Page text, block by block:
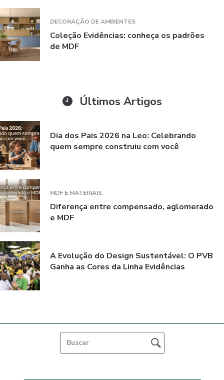
DECORAÇÃO DE AMBIENTES
Coleção Evidências: conheça os padrões
de MDF
Últimos Artigos
Dia dos Pais 2026 na Leo: Celebrando
quem sempre construiu com você
MDF E MATERIAIS
Diferença entre compensado, aglomerado
e MDF
A Evolução do Design Sustentável: O PVB
Ganha as Cores da Linha Evidências